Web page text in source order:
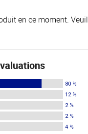
en ce moment.
80 %
12 %
2 %
2 %
4 %